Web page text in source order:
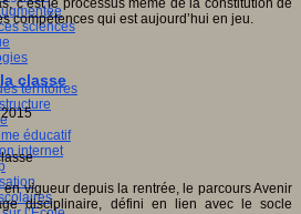
sciences
territoires
éducatif
internet
c’est le processus même de la constitution de
compétences qui est aujourd’hui en jeu.
classe
en vigueur depuis la rentrée, le parcours Avenir
disciplinaire, défini en lien avec le socle